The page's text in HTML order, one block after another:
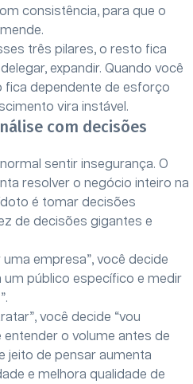
consistência, para que o
três pilares, o resto fica
expandir. Quando você
fica dependente de esforço
vira instável.
com decisões
sentir insegurança. O
resolver o negócio inteiro na
é tomar decisões
de decisões gigantes e
empresa”, você decide
público específico e medir
você decide “vou
o volume antes de
jeito de pensar aumenta
e melhora qualidade de